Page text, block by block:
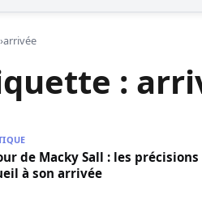
arrivée
:
de Macky Sall : les précisions
à son arrivée